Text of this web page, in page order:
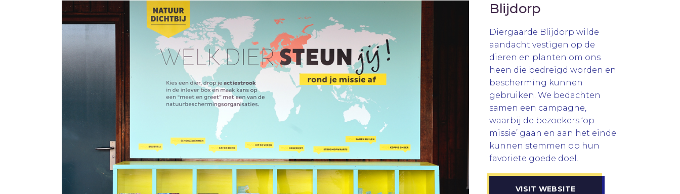
Blijdorp
Diergaarde Blijdorp wilde
aandacht vestigen op de
dieren en planten om ons
heen die bedreigd worden en
bescherming kunnen
gebruiken. We bedachten
samen een campagne,
waarbij de bezoekers ‘op
missie’ gaan en aan het einde
kunnen stemmen op hun
favoriete goede doel.
VISIT WEBSITE